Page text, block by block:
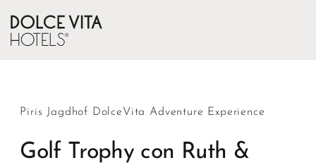
Piris Jagdhof DolceVita Adventure Experience
Golf Trophy con Ruth &